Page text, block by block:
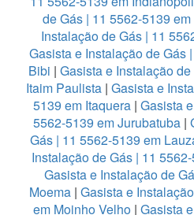
de Gás | 11 5562-5139
Instalação de Gás | 11
Gasista e Instalação de Gás
Bibi | Gasista e Instalação
Itaim Paulista | Gasista e
5139 em Itaquera| Gasista
5562-5139 em Jurubatuba|
Gás | 11 5562-5139 em
Instalação de Gás | 11
Gasista e Instalação de
Moema| Gasista e
em Moinho Velho | Gasista